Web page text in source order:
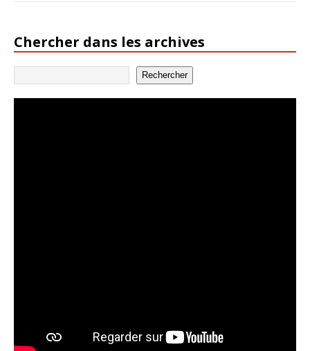
Chercher dans les archives
Rechercher